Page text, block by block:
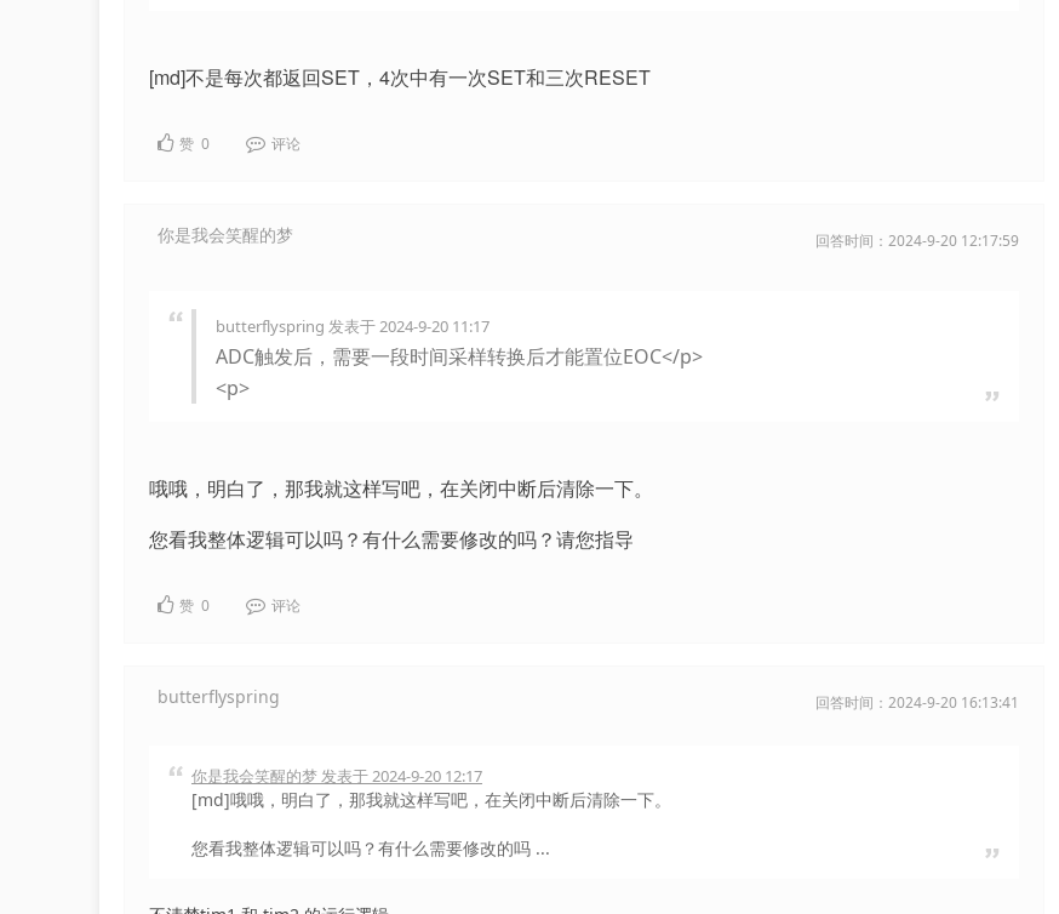
[md]不是每次都返回SET，4次中有一次SET和三次RESET
赞 0 评论
你是我会笑醒的梦 回答时间：2024-9-20 12:17:59
butterflyspring 发表于 2024-9-20 11:17
ADC触发后，需要一段时间采样转换后才能置位EOC</p>
<p>
哦哦，明白了，那我就这样写吧，在关闭中断后清除一下。
您看我整体逻辑可以吗？有什么需要修改的吗？请您指导
赞 0 评论
butterflyspring 回答时间：2024-9-20 16:13:41
你是我会笑醒的梦 发表于 2024-9-20 12:17
[md]哦哦，明白了，那我就这样写吧，在关闭中断后清除一下。
您看我整体逻辑可以吗？有什么需要修改的吗 ...